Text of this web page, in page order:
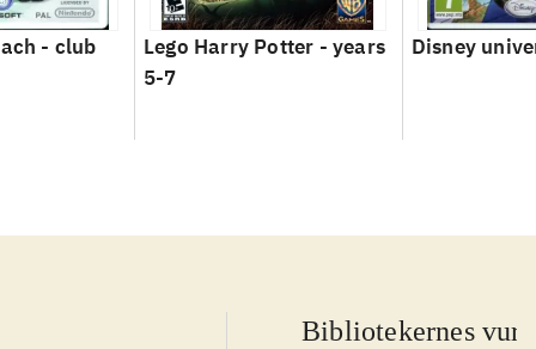
- club
Lego Harry Potter - years
5-7
Disney
Bibliotekernes